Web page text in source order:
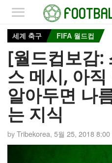
세계 축구 FIFA 월드컵
[월드컵보감:
스 메시, 아
알아두면 나
는 지식
byTribekorea, 5월 25, 2018 8:00